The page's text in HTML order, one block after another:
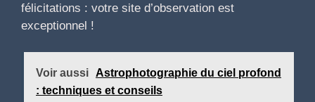
félicitations : votre site d’observation est
exceptionnel !
Voir aussi
Astrophotographie du ciel profond
: techniques et conseils